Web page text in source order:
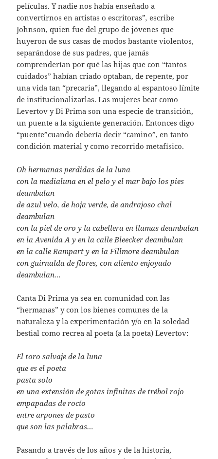
películas. Y nadie nos había enseñado a
convertirnos en artistas o escritoras”,escribe
Johnson, quien fue del grupo de jóvenes que
huyeron de sus casas de modos bastante violentos,
separándose de sus padres, que jamás
comprenderían por qué las hijas que con “tantos
cuidados” habían criado optaban, de repente, por
una vida tan “precaria”, llegando al espantoso límite
de institucionalizarlas. Las mujeres beat como
Levertov y Di Prima son una especie de transición,
un puente a la siguiente generación. Entonces digo
“puente”cuando debería decir “camino”, en tanto
condición material y como recorrido metafísico.
Oh hermanas perdidas de la luna
con la medialuna en el pelo y el mar bajo los pies
deambulan
de azul velo, de hoja verde, de andrajoso chal
deambulan
con la piel de oro y la cabellera en llamas deambulan
en la Avenida A y en la calle Bleecker deambulan
en la calle Rampart y en la Fillmore deambulan
con guirnalda de flores, con aliento enjoyado
deambulan…
Canta Di Prima ya sea en comunidad con las
“hermanas” y con los bienes comunes de la
naturaleza y la experimentación y/o en la soledad
bestial como recrea al poeta (a la poeta) Levertov:
El toro salvaje de la luna
que es el poeta
pasta solo
en una extensión de gotas infinitas de trébol rojo
empapadas de rocío
entre arpones de pasto
que son las palabras…
Pasando a través de los años y de la historia,